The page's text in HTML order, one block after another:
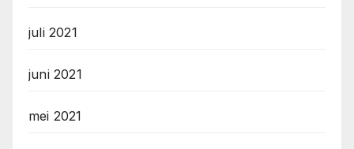
juli 2021
juni 2021
mei 2021